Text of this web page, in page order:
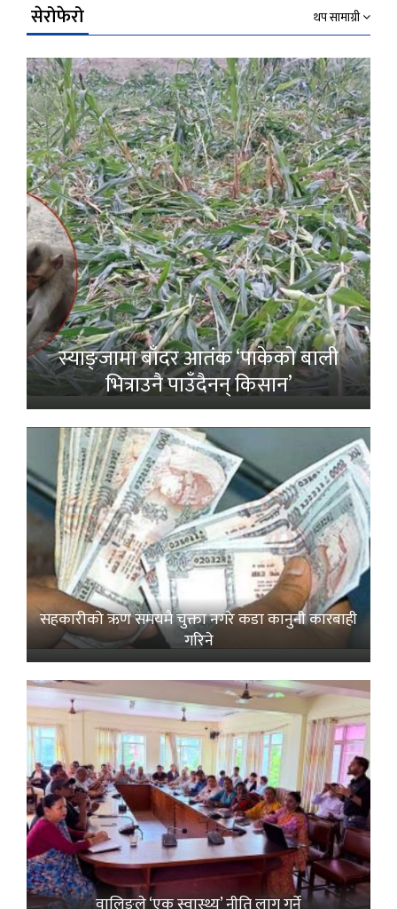
सेरोफेरो थप सामाग्री
स्याङ्जामा बाँदर आतंक ‘पाकेको बाली
भित्राउनै पाउँदैनन् किसान’
सहकारीको ऋण समयमै चुक्ता नगरे कडा कानुनी कारबाही
गरिने